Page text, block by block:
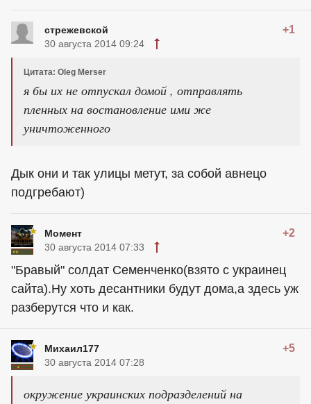
стрежевской +1
30 августа 2014 09:24
Цитата: Oleg Merser
я бы их не отпускал домой , отправлять
пленных на востановление ими же
уничтоженного
Дык они и так улицы метут, за собой авнецо
подгребают)
Момент +2
30 августа 2014 07:33
"Бравый" солдат Семенченко(взято с украинец
сайта).Ну хоть десантники будут дома,а здесь уж
разберутся что и как.
Михаил177 +5
30 августа 2014 07:28
окружение украинских подразделений на